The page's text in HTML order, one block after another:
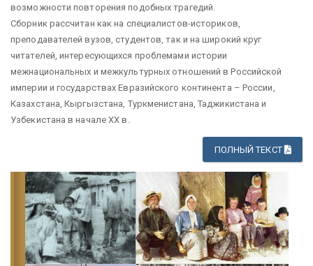
возможности повторения подобных трагедий.
Сборник рассчитан как на специалистов-историков,
преподавателей вузов, студентов, так и на широкий круг
читателей, интересующихся проблемами истории
межнациональных и межкультурных отношений в Российской
империи и государствах Евразийского континента – России,
Казахстана, Кыргызстана, Туркменистана, Таджикистана и
Узбекистана в начале ХХ в.
ПОЛНЫЙ ТЕКСТ